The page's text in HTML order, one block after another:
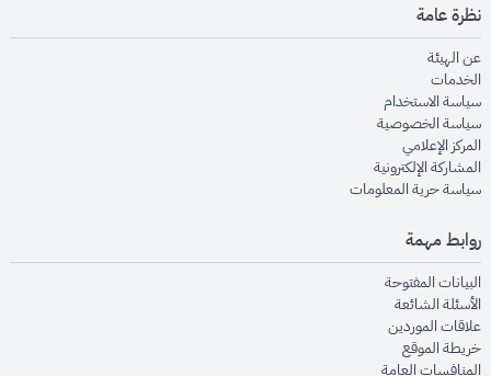
نظرة عامة
عن الهيئةopens in new window
الخدماتopens in new window
سياسة الاستخدام
سياسة الخصوصيةopens in new window
المركز الإعلاميopens in new window
المشاركة الإلكترونيةopens in new window
سياسة حرية المعلوماتopens in new window
روابط مهمة
البيانات المفتوحةopens in new window
الأسئلة الشائعةopens in new window
علاقات الموردينopens in new window
خريطة الموقعopens in new window
المنافسات العامةopens in new window